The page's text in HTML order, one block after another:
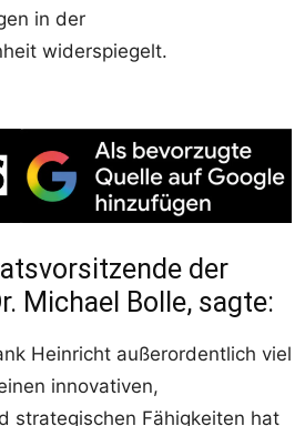
in der
widerspiegelt.
der
Michael Bolle, sagte:
Heinricht außerordentlich viel
innovativen,
strategischen Fähigkeiten hat